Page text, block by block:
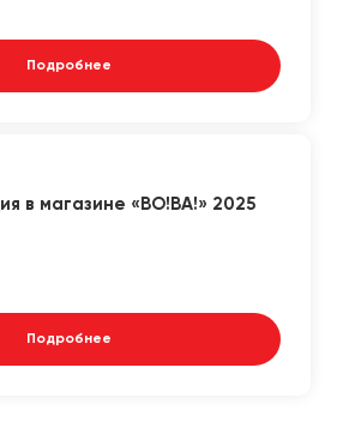
Подробнее
в магазине «ВО!ВА!» 2025
Подробнее